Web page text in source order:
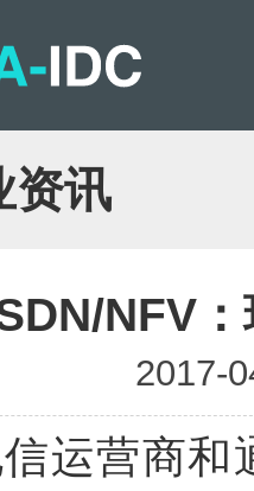
资讯
NFV
2017-
营商和